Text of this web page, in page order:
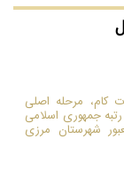
کام، مرحله اصلی
عالی رتبه جمهوری اسلامی
شهرستان مرزی